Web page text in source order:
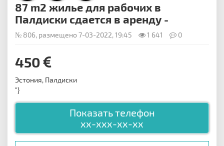
87 m2 жилье для рабочих в
Палдиски сдается в аренду -
№ 806, размещено 7-03-2022, 19:45 1 641 0
450
Эстония, Палдиски
"}
Показать телефон
xx-xxx-xx-xx